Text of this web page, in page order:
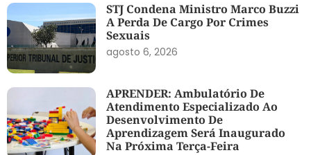
STJ Condena Ministro Marco Buzzi
A Perda De Cargo Por Crimes
Sexuais
agosto 6, 2026
APRENDER: Ambulatório De
Atendimento Especializado Ao
Desenvolvimento De
Aprendizagem Será Inaugurado
Na Próxima Terça-Feira